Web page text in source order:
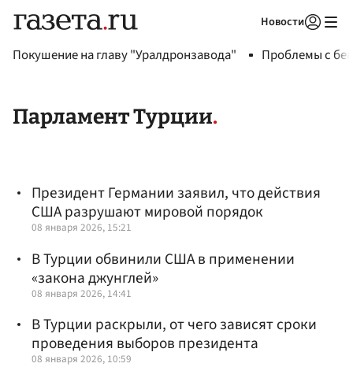
Новости
Покушение на главу "Уралдронзавода" Проблемы с
Парламент Турции
Президент Германии заявил, что действия
США разрушают мировой порядок
08 января 2026, 15:21
В Турции обвинили США в применении
«закона джунглей»
08 января 2026, 14:41
В Турции раскрыли, от чего зависят сроки
проведения выборов президента
08 января 2026, 10:59